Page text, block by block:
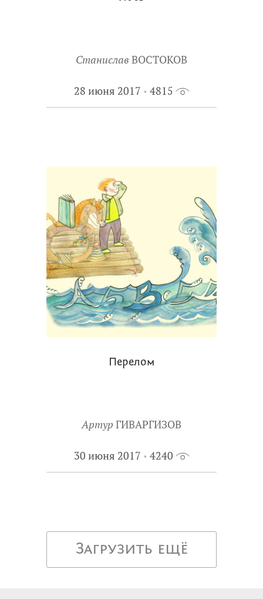
Станислав ВОСТОКОВ
28 июня 2017 4815
Перелом
Артур ГИВАРГИЗОВ
30 июня 2017 4240
Загрузить ещё